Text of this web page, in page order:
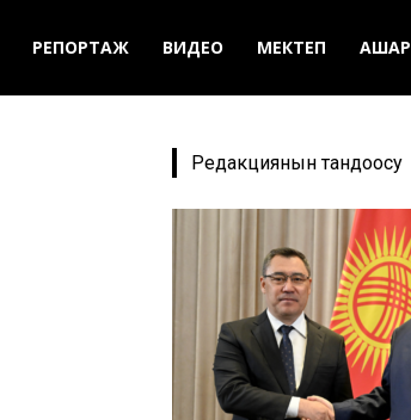
РЕПОРТАЖ ВИДЕО МЕКТЕП АШАР
Редакциянын тандоосу